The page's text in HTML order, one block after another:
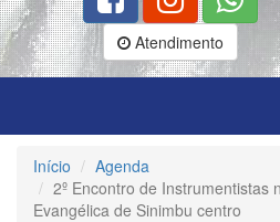
Atendimento
Início
Agenda
2º Encontro de Instrumentistas
Evangélica de Sinimbu centro